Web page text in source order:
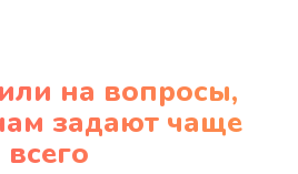
Заказать
чистка
на вопросы,
задают чаще
всего